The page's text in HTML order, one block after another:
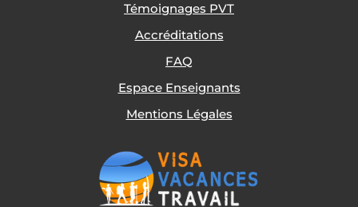
Témoignages PVT
Accréditations
FAQ
Espace Enseignants
Mentions Légales